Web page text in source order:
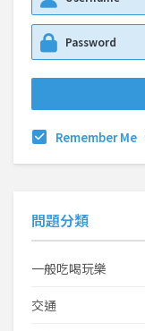
Remember Me
問題分類
一般吃喝玩樂
交通